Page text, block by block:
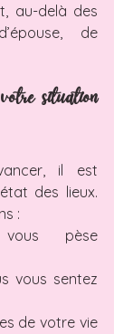
au-delà des
de
situation
il est
des lieux.
:
pèse
vous sentez
de votre vie